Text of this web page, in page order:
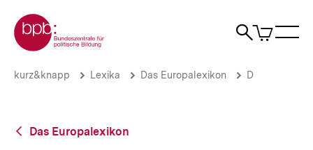
zum
Seiteninhalt
springen
Zur Startseite der bpb
Suche
Artikel
im
Dolmetscher-
bpb.de
Brotkrümelnavigation
Pfadnavigation
kurz&knapp Lexika Das Europalexikon D
Zurück
Das Europalexikon